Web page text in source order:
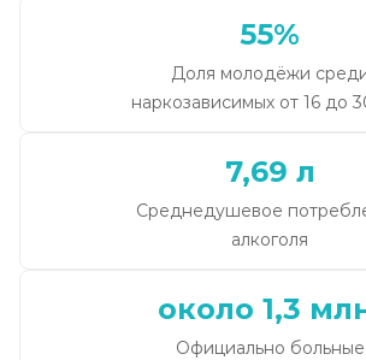
55%
Доля молодёжи
наркозависимых от 16 до
7,69 л
Среднедушевое
алкоголя
около 1,3
Официально больные